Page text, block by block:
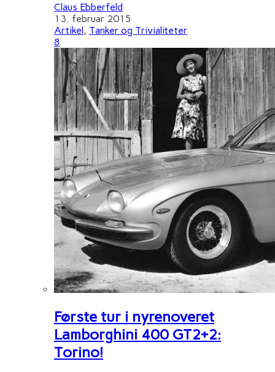
Claus Ebberfeld
13. februar 2015
Artikel, Tanker og Trivialiteter
8
Første tur i nyrenoveret
Lamborghini 400 GT2+2:
Torino!